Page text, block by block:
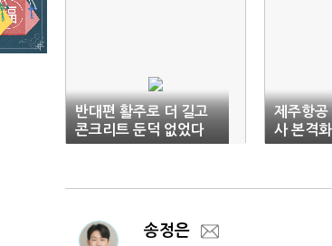
반대편 활주로 더 길고
콘크리트 둔덕 없었다
제주항공
사 본격
셋
송정은